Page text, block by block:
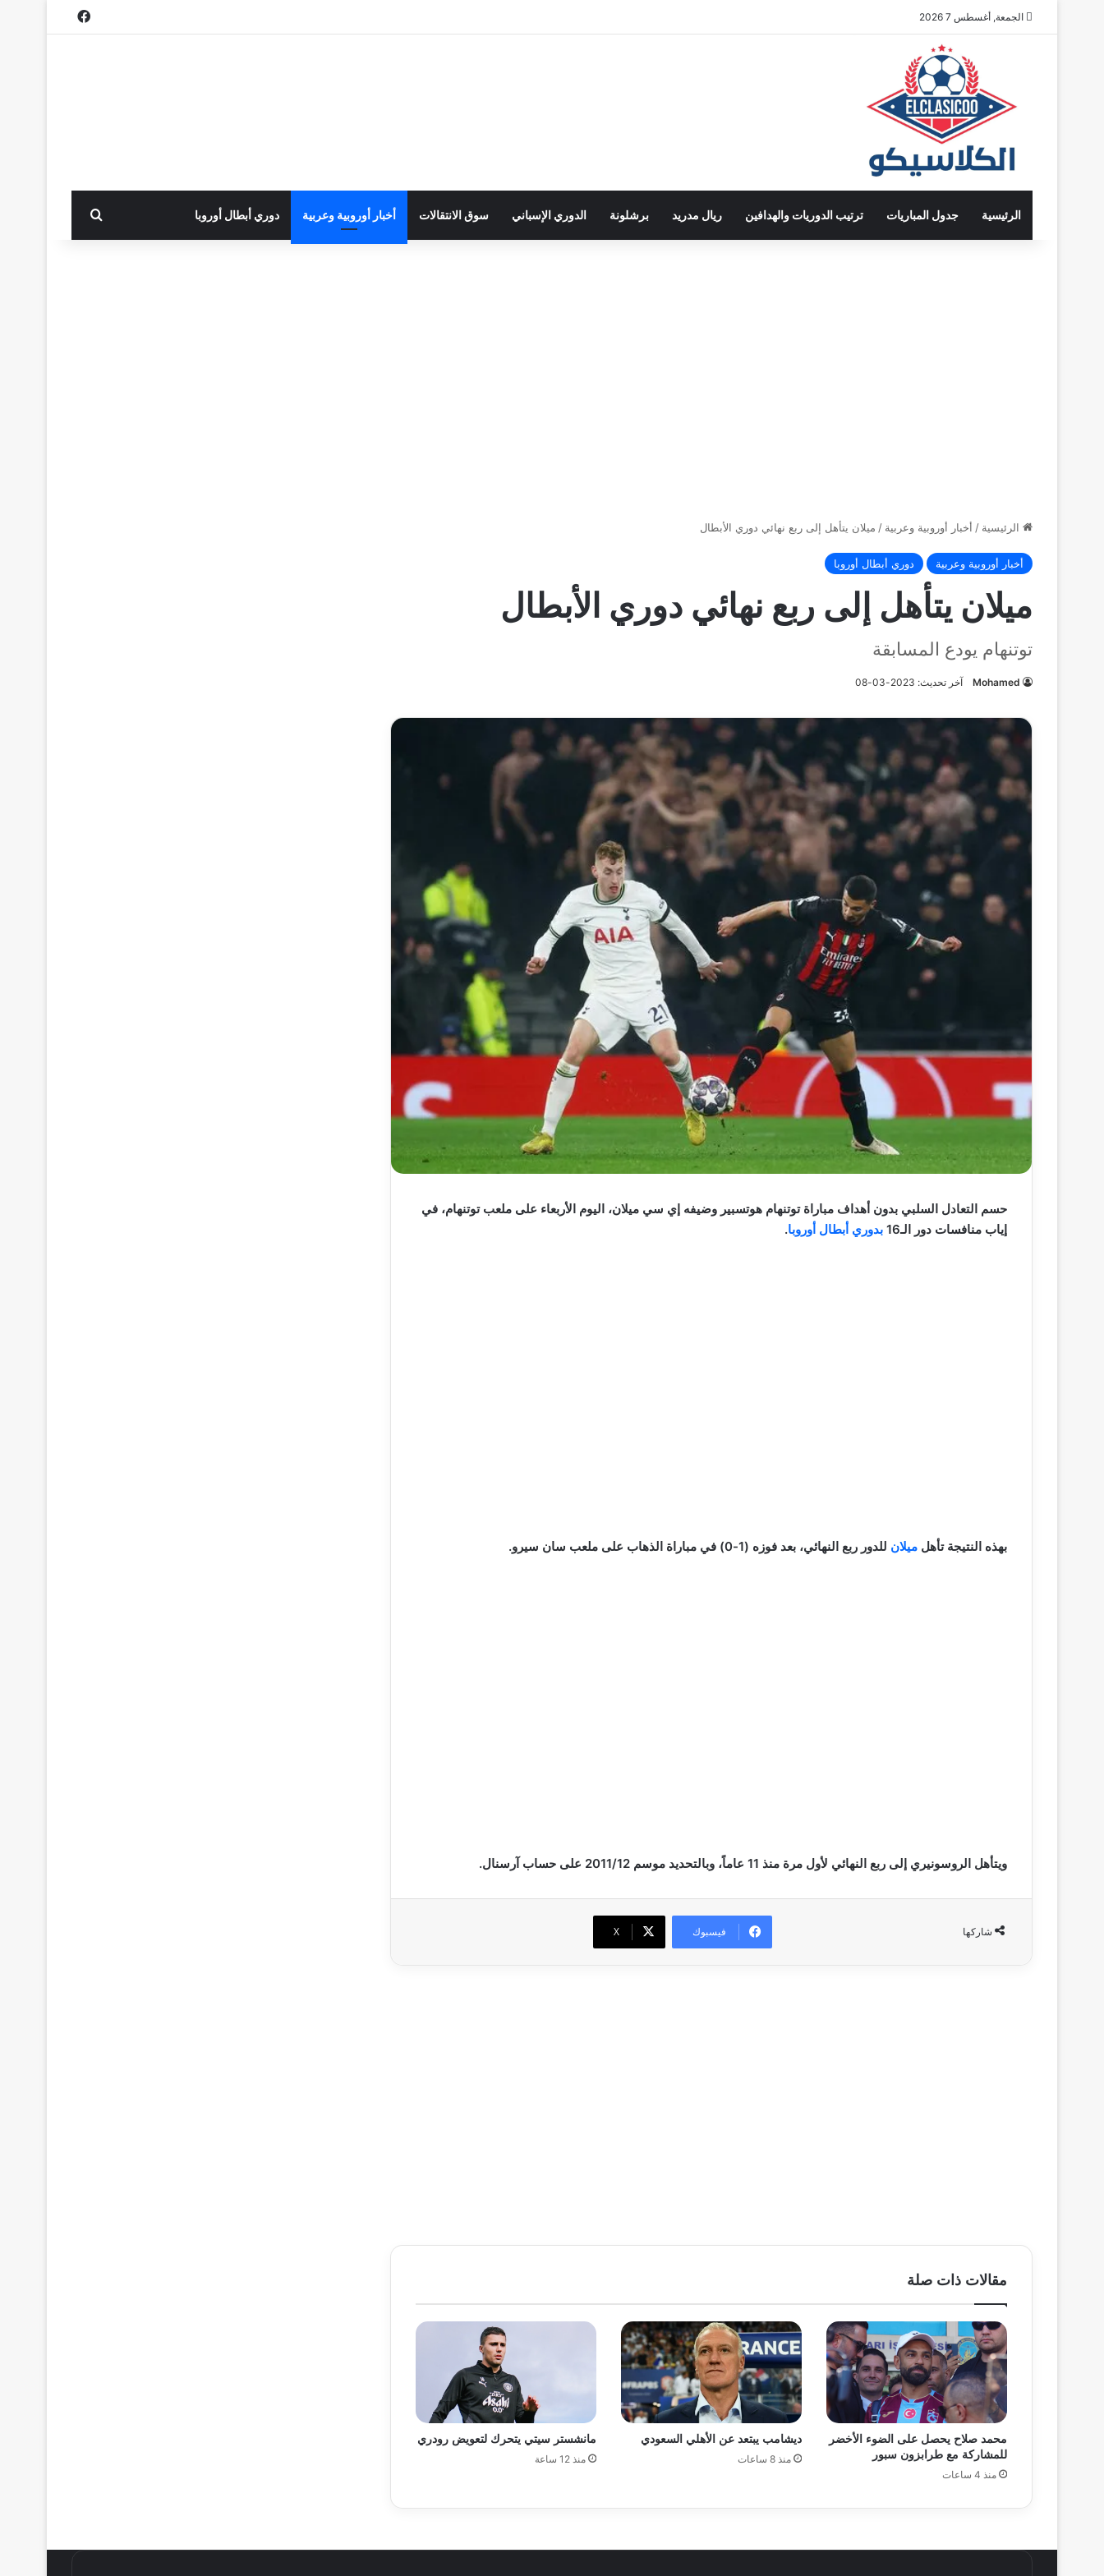
الجمعة, أغسطس 7 2026 فيسبوك
الرئيسية جدول المباريات ترتيب الدوريات والهدافين ريال مدريد برشلونة الدوري الإسباني سوق الانتقالات أخبار أوروبية وعربية دوري أبطال أوروبا بحث عن
الرئيسية / أخبار أوروبية وعربية / ميلان يتأهل إلى ربع نهائي دوري الأبطال
أخبار أوروبية وعربية دوري أبطال أوروبا
ميلان يتأهل إلى ربع نهائي دوري الأبطال
توتنهام يودع المسابقة
Mohamed آخر تحديث: 2023-03-08
حسم التعادل السلبي بدون أهداف مباراة توتنهام هوتسبير وضيفه إي سي ميلان، اليوم الأربعاء على ملعب توتنهام، في
إياب منافسات دور الـ16
بدوري أبطال أوروبا.
بهذه النتيجة تأهل ميلان للدور ربع النهائي، بعد فوزه (1-0) في مباراة الذهاب على ملعب سان سيرو.
ويتأهل الروسونيري إلى ربع النهائي لأول مرة منذ 11 عاماً، وبالتحديد موسم 2011/12 على حساب آرسنال.
شاركها فيسبوك ‫X
مقالات ذات صلة
محمد صلاح يحصل على الضوء الأخضر
للمشاركة مع طرابزون سبور
منذ 4 ساعات
ديشامب يبتعد عن الأهلي السعودي
منذ 8 ساعات
مانشستر سيتي يتحرك لتعويض رودري
منذ 12 ساعة